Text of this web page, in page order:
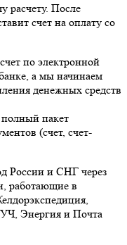
расчету. После
счет на оплату со
по электронной
а мы начинаем
денежных средств
пакет
(счет, счет-
России и СНГ через
работающие в
Энергия и Почта